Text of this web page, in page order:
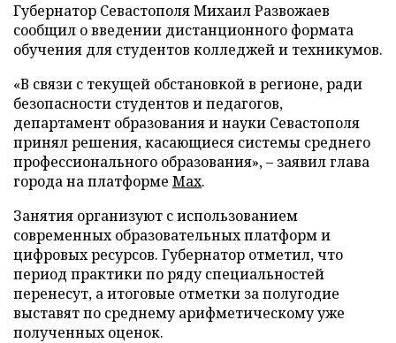
Губернатор Севастополя Михаил Развожаев
сообщил о введении дистанционного формата
обучения для студентов колледжей и техникумов.
«В связи с текущей обстановкой в регионе, ради
безопасности студентов и педагогов,
департамент образования и науки Севастополя
принял решения, касающиеся системы среднего
профессионального образования», – заявил глава
города на платформе Max.
Занятия организуют с использованием
современных образовательных платформ и
цифровых ресурсов. Губернатор отметил, что
период практики по ряду специальностей
перенесут, а итоговые отметки за полугодие
выставят по среднему арифметическому уже
полученных оценок.